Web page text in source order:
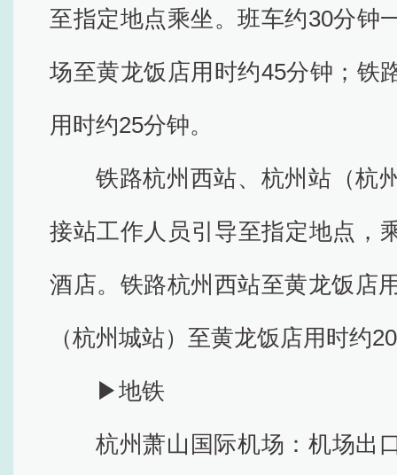
至指定地点乘坐。班车约30分钟
场至黄龙饭店用时约45分钟；铁
用时约25分钟。
铁路杭州西站、杭州站（杭
接站工作人员引导至指定地点，
酒店。铁路杭州西站至黄龙饭店
（杭州城站）至黄龙饭店用时约
▶地铁
杭州萧山国际机场：机场出